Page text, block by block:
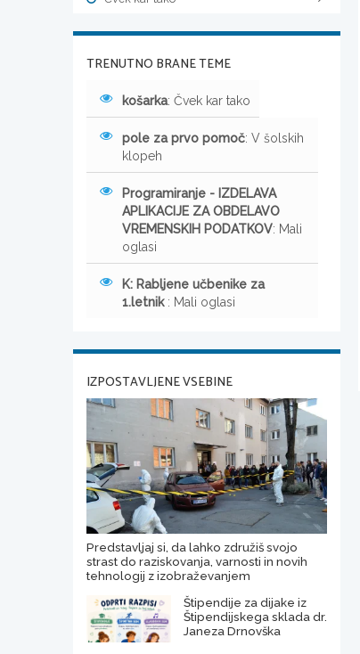
TRENUTNO BRANE TEME
košarka: Čvek kar tako
pole za prvo pomoč: V šolskih
klopeh
Programiranje - IZDELAVA
APLIKACIJE ZA OBDELAVO
VREMENSKIH PODATKOV: Mali
oglasi
K: Rabljene učbenike za
1.letnik : Mali oglasi
IZPOSTAVLJENE VSEBINE
Predstavljaj si, da lahko združiš svojo
strast do raziskovanja, varnosti in novih
tehnologij z izobraževanjem
Štipendije za dijake iz
Štipendijskega sklada dr.
Janeza Drnovška